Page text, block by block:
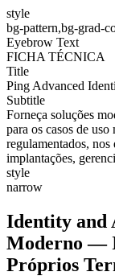
style
bg-pattern,bg-grad-
Eyebrow Text
FICHA TÉCNICA
Title
Ping Advanced
Subtitle
Forneça soluções
para os casos de uso
regulamentados,
implantações,
style
narrow
Identity and
Moderno —
Próprios